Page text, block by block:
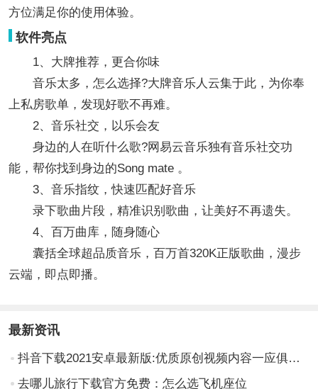
方位满足你的使用体验。
软件亮点
1、大牌推荐，更合你味
音乐太多，怎么选择?大牌音乐人云集于此，为你奉
上私房歌单，发现好歌不再难。
2、音乐社交，以乐会友
身边的人在听什么歌?网易云音乐独有音乐社交功
能，帮你找到身边的Song mate 。
3、音乐指纹，快速匹配好音乐
录下歌曲片段，精准识别歌曲，让美好不再遗失。
4、百万曲库，随身随心
囊括全球超品质音乐，百万首320K正版歌曲，漫步
云端，即点即播。
最新资讯
抖音下载2021安卓最新版:优质原创视频内容一应俱全的手机视频播放软件
去哪儿旅行下载官方免费：怎么选飞机座位